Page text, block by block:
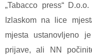
„Tabacco press“
Izlaskom na lice
mjesta ustanovljeno
prijave, ali NN